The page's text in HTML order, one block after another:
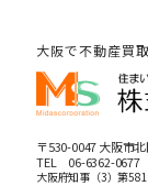
大阪で不動産買
〒530-0047 大阪市
TEL 06-6362-0677
大阪府知事（3）第